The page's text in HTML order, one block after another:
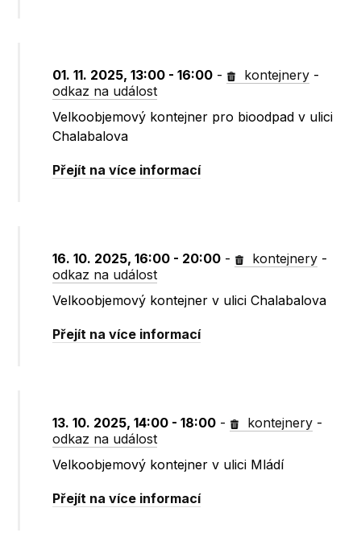
01. 11. 2025, 13:00 - 16:00 - kontejnery -
odkaz na událost
Velkoobjemový kontejner pro bioodpad v ulici
Chalabalova
Přejít na více informací
16. 10. 2025, 16:00 - 20:00 - kontejnery -
odkaz na událost
Velkoobjemový kontejner v ulici Chalabalova
Přejít na více informací
13. 10. 2025, 14:00 - 18:00 - kontejnery -
odkaz na událost
Velkoobjemový kontejner v ulici Mládí
Přejít na více informací